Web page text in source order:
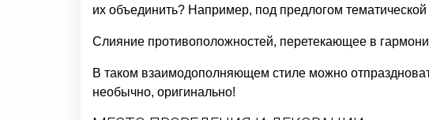
их объединить? Например, под предлогом
Слияние противоположностей, перетекающее в
В таком взаимодополняющем стиле можно
необычно, оригинально!